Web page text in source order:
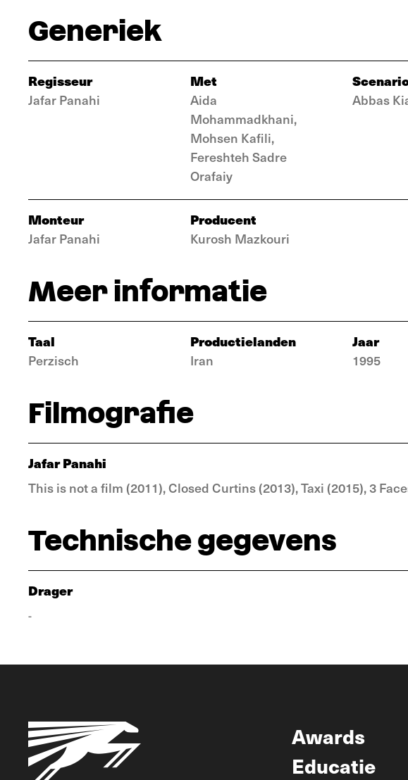
Generiek
Regisseur
Jafar Panahi
Met
Aida
Mohammadkhani,
Mohsen Kafili,
Fereshteh Sadre
Orafaiy
Abbas
Monteur
Jafar Panahi
Producent
Kurosh Mazkouri
Meer informatie
Taal
Perzisch
Productielanden
Iran
Jaar
1995
Filmografie
Jafar Panahi
This is not a film (2011), Closed Curtins (2013), Taxi (2015), 3
Technische gegevens
Drager
-
Awards
Educatie